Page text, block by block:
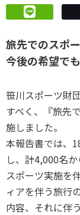
＃障害者スポーツ
＃高齢者スポーツ
スポーツライ
スポーツ白書
政策提言
子どものスポ
障害者スポー
旅先でのスポ
今後の希望で
笹川スポーツ財
すべく、『旅先
施しました。
本報告書では、
し、計4,000名か
スポーツ実施を
ィアを伴う旅行
内容、それに伴